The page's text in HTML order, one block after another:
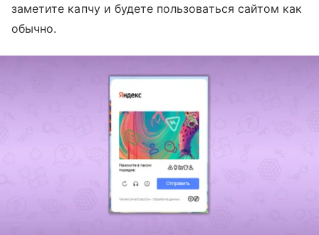
заметите капчу и будете пользоваться сайтом как
обычно.